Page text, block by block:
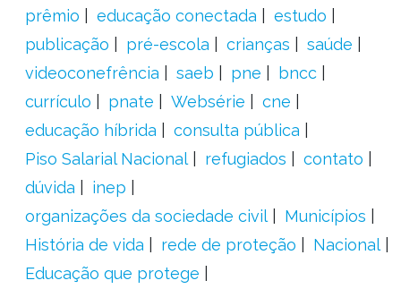
prêmio
educação conectada
estudo
publicação
pré-escola crianças
saúde
videoconefrência
saeb pne
bncc
currículo
pnate Websérie
cne
educação híbrida
consulta pública
Piso Salarial Nacional
refugiados
contato
dúvida
inep
organizações da sociedade civil
Municípios
História de vida
rede de proteção
Nacional
Educação que protege